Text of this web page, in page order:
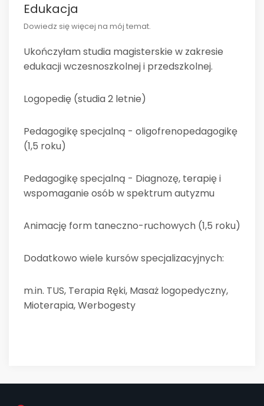
Edukacja
Dowiedz się więcej na mój temat.
Ukończyłam studia magisterskie w zakresie
edukacji wczesnoszkolnej i przedszkolnej.
Logopedię (studia 2 letnie)
Pedagogikę specjalną - oligofrenopedagogikę
(1,5 roku)
Pedagogikę specjalną - Diagnozę, terapię i
wspomaganie osób w spektrum autyzmu
Animację form taneczno-ruchowych (1,5 roku)
Dodatkowo wiele kursów specjalizacyjnych:
m.in. TUS, Terapia Ręki, Masaż logopedyczny,
Mioterapia, Werbogesty